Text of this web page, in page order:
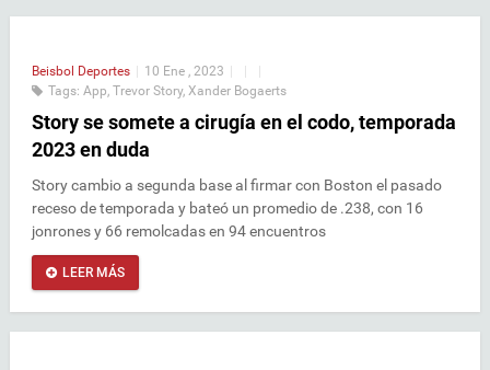
Beisbol Deportes 10 Ene , 2023
Tags: App, Trevor Story, Xander Bogaerts
Story se somete a cirugía en el codo, temporada
2023 en duda
Story cambio a segunda base al firmar con Boston el pasado
receso de temporada y bateó un promedio de .238, con 16
jonrones y 66 remolcadas en 94 encuentros
LEER MÁS